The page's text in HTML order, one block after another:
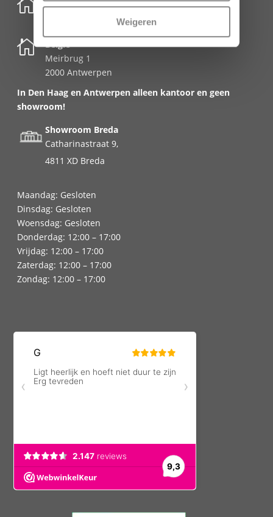
Weigeren

Nederland

België
Meirbrug 1
2000 Antwerpen
In Den Haag en Antwerpen alleen kantoor en geen
showroom!
Showroom Breda
Catharinastraat 9,
4811 XD Breda
Maandag: Gesloten
Dinsdag: Gesloten
Woensdag: Gesloten
Donderdag: 12:00 – 17:00
Vrijdag: 12:00 – 17:00
Zaterdag: 12:00 – 17:00
Zondag: 12:00 – 17:00